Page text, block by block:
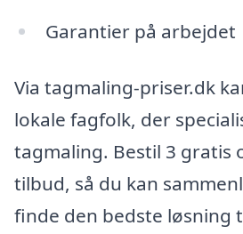
Garantier på arbejdet
Via tagmaling-priser.dk
lokale fagfolk, der
tagmaling. Bestil 3 gratis
tilbud, så du kan
finde den bedste løsning